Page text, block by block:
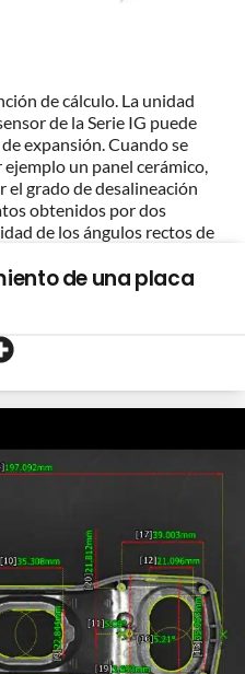
de cálculo. La unidad
de la Serie IG puede
expansión. Cuando se
un panel cerámico,
el grado de desalineación
obtenidos por dos
de los ángulos rectos de
de una placa